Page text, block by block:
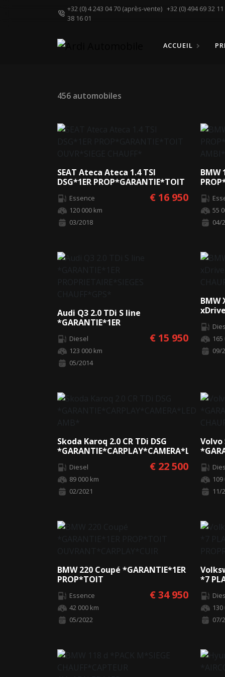
+32 (0) 4 243 04 70 (après-vente) +32 (0) 494 69 32 11
38 16 01
ACCUEIL
456 automobiles
SEAT Ateca Ateca 1.4 TSI
DSG*1ER PROP*GARANTIE*TOIT
Essence
120 000 km
03/2018
€ 16 950
BMW
55
04/
Audi Q3 2.0 TDi S line
*GARANTIE*1ER
CHAUFF*GPS*
Diesel
123 000 km
05/2014
€ 15 950
BMW
09/
Skoda Karoq 2.0 CR TDi DSG
*GARANTIE*CARPLAY*CAMERA*LED
Diesel
89 000 km
02/2021
€ 22 500
Volvo
11/
BMW 220 Coupé *GARANTIE*1ER
PROP*TOIT
OUVRANT*CARPLAY*CUIR
Essence
42 000 km
05/2022
€ 34 950
*7
07/